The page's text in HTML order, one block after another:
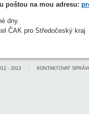
poštou na mou adresu:
dny.
ČAK pro Středočeský kraj
- 2013 KONTAKTOVAT